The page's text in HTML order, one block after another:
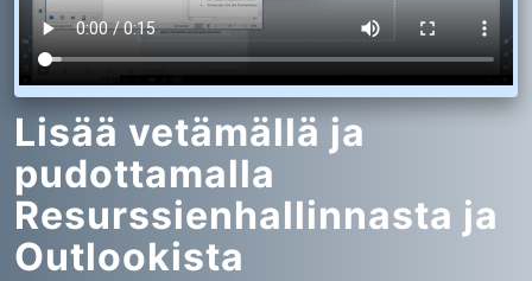
Lisää vetämällä ja
pudottamalla
Resurssienhallinnasta ja
Outlookista